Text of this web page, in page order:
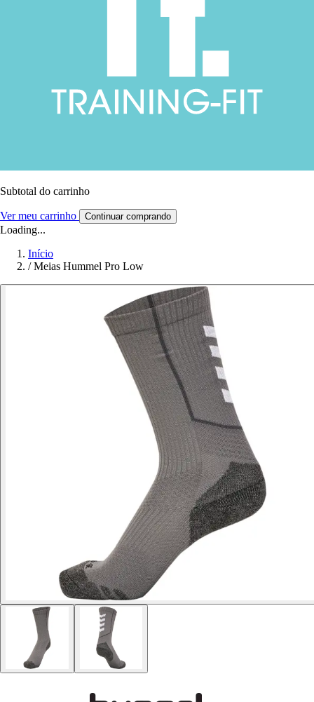
Subtotal do carrinho
Ver meu carrinho Continuar comprando
Loading...
Início
/ Meias Hummel Pro Low